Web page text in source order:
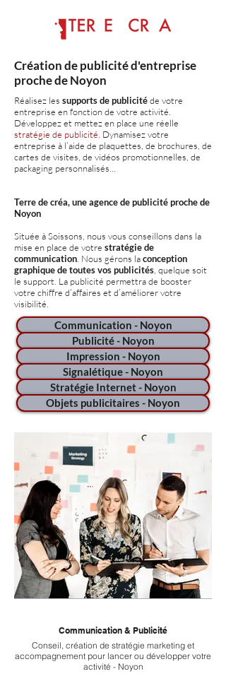
Création de publicité d'entreprise
proche de Noyon
Réalisez les supports de publicitéde votre
entreprise en fonction de votre activité.
Développez et mettez en place une réelle
stratégie de publicité . Dynamisez votre
entreprise à l’aide de plaquettes, de brochures, de
cartes de visites, de vidéos promotionnelles, de
packaging personnalisés…
Terre de créa, une agence de publicité proche de
Noyon
Située à Soissons, nous vous conseillons dans la
mise en place de votre stratégie de
communication . Nous gérons laconception
graphique de toutes vos publicités , quelque soit
le support. La publicité permettra de booster
votre chiffre d’affaires et d’améliorer votre
visibilité.
Communication - Noyon
Publicité - Noyon
Impression - Noyon
Signalétique - Noyon
Stratégie Internet - Noyon
Objets publicitaires - Noyon
Communication & Publicité
Conseil, création de stratégie marketing et
accompagnement pour lancer ou développer votre
activité - Noyon